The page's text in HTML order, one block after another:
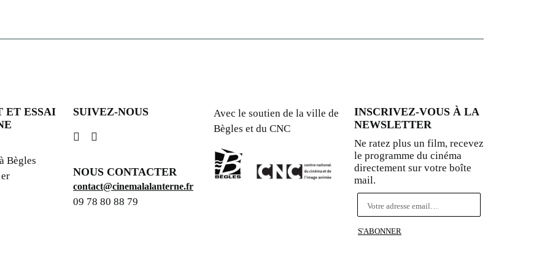
ET ESSAI
Bègles
SUIVEZ-NOUS
NOUS CONTACTER
contact@cinemalalanterne.fr
09 78 80 88 79
Avec le soutien de la ville de
Bègles et du CNC
INSCRIVEZ-VOUS À LA
NEWSLETTER
Ne ratez plus un film, recevez
le programme du cinéma
directement sur votre boîte
mail.